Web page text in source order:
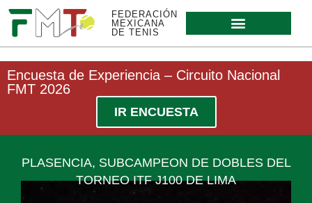
FEDERACIÓN
MEXICANA
DE TENIS
Encuesta de Experiencia – Circuito Nacional
FMT 2026
IR ENCUESTA
PLASENCIA, SUBCAMPEON DE DOBLES DEL
TORNEO ITF J100 DE LIMA